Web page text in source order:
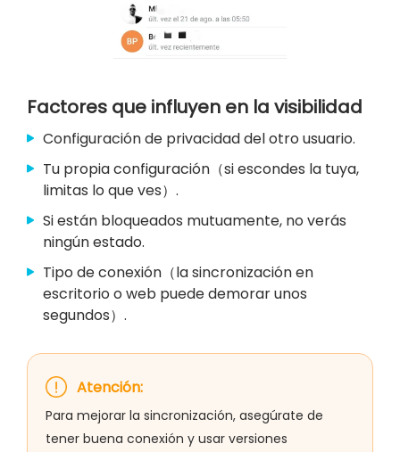
Factores que influyen en la visibilidad
Configuración de privacidad del otro usuario.
Tu propia configuración（si escondes la tuya,
limitas lo que ves）.
Si están bloqueados mutuamente, no verás
ningún estado.
Tipo de conexión（la sincronización en
escritorio o web puede demorar unos
segundos）.
Atención:
Para mejorar la sincronización, asegúrate de
tener buena conexión y usar versiones